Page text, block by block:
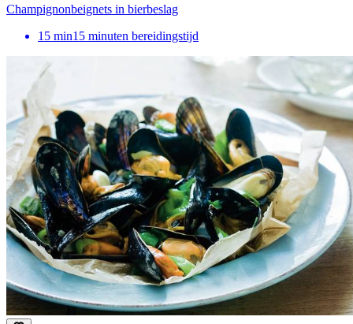
Champignonbeignets in bierbeslag
15 min15 minuten bereidingstijd